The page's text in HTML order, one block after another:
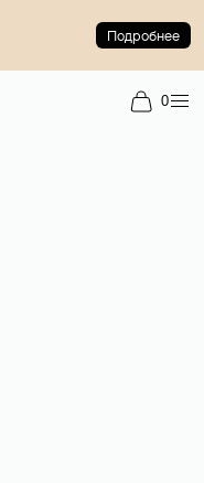
Подробнее
0